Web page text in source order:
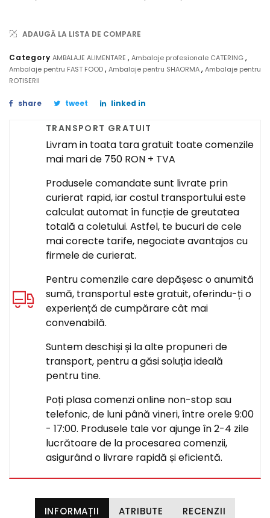
ADAUGĂ LA LISTA DE COMPARE
CategoryAMBALAJE ALIMENTARE,Ambalaje profesionale CATERING,
Ambalaje pentru FAST FOOD, Ambalaje pentru SHAORMA, Ambalaje pentru
ROTISERII
share tweet linked in
TRANSPORT GRATUIT
Livram in toata tara gratuit toate comenzile
mai mari de 750 RON + TVA
Produsele comandate sunt livrate prin
curierat rapid, iar costul transportului este
calculat automat în funcție de greutatea
totală a coletului. Astfel, te bucuri de cele
mai corecte tarife, negociate avantajos cu
firmele de curierat.
Pentru comenzile care depășesc o anumită
sumă, transportul este gratuit, oferindu-ți o
experiență de cumpărare cât mai
convenabilă.
Suntem deschiși și la alte propuneri de
transport, pentru a găsi soluția ideală
pentru tine.
Poți plasa comenzi online non-stop sau
telefonic, de luni până vineri, între orele 9:00
- 17:00. Produsele tale vor ajunge în 2-4 zile
lucrătoare de la procesarea comenzii,
asigurând o livrare rapidă și eficientă.
INFORMAȚII ATRIBUTE RECENZII